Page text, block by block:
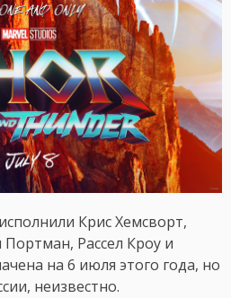
Крис Хемсворт,
Рассел Кроу и
на 6 июля этого года, но
неизвестно.